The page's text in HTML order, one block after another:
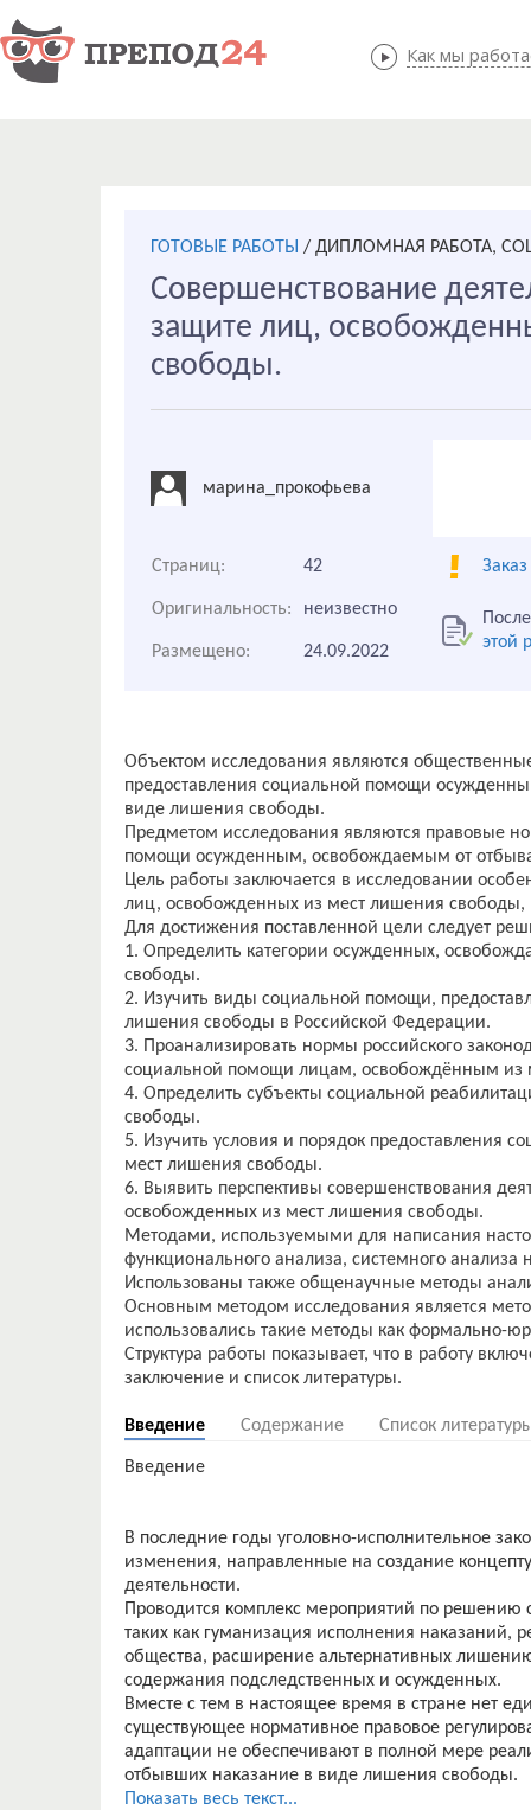
Как мы
Как мы
ГОТОВЫЕ РАБОТЫ / ДИПЛОМНАЯ РАБОТА,
Совершенствование
защите лиц,
свободы.
марина_прокофьева
Страниц: 42
Оригинальность: неизвестно
этой
Размещено: 24.09.2022
Объектом исследования являются
предоставления социальной помощи
виде лишения свободы.
Предметом исследования являются правовые
помощи осужденным, освобождаемым от
Цель работы заключается в исследовании
лиц, освобожденных из мест лишения свободы,
Для достижения поставленной цели следует
1. Определить категории осужденных,
свободы.
2. Изучить виды социальной помощи,
лишения свободы в Российской Федерации.
3. Проанализировать нормы российского
социальной помощи лицам, освобождённым из
4. Определить субъекты социальной
свободы.
5. Изучить условия и порядок предоставления
мест лишения свободы.
6. Выявить перспективы совершенствования
освобожденных из мест лишения свободы.
Методами, используемыми для написания
функционального анализа, системного анализа
Использованы также общенаучные методы
Основным методом исследования является
использовались такие методы как формально-
Структура работы показывает, что в работу
Введение Содержание Список
Введение
В последние годы уголовно-исполнительное
изменения, направленные на создание
деятельности.
Проводится комплекс мероприятий по
таких как гуманизация исполнения наказаний,
общества, расширение альтернативных
содержания подследственных и осужденных.
Вместе с тем в настоящее время в стране нет
существующее нормативное правовое
адаптации не обеспечивают в полной мере
отбывших наказание в виде лишения свободы.
Наиболее проблематична реализация на
Показать весь текст...